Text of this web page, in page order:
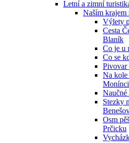
Letní a zimní
Naším krajem
Výlety
Cesta
Blaník
Co je u
Co se
Pivovar
Na kole
Naučné
Stezky
Osm
Prčicku